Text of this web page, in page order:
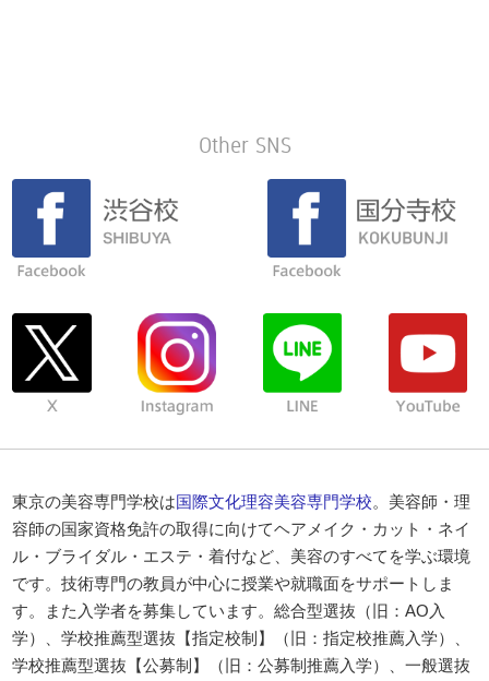
Other SNS
東京の美容専門学校は国際文化理容美容専門学校。美容師・理
容師の国家資格免許の取得に向けてヘアメイク・カット・ネイ
ル・ブライダル・エステ・着付など、美容のすべてを学ぶ環境
です。技術専門の教員が中心に授業や就職面をサポートしま
す。また入学者を募集しています。総合型選抜（旧：AO入
学）、学校推薦型選抜【指定校制】（旧：指定校推薦入学）、
学校推薦型選抜【公募制】（旧：公募制推薦入学）、一般選抜